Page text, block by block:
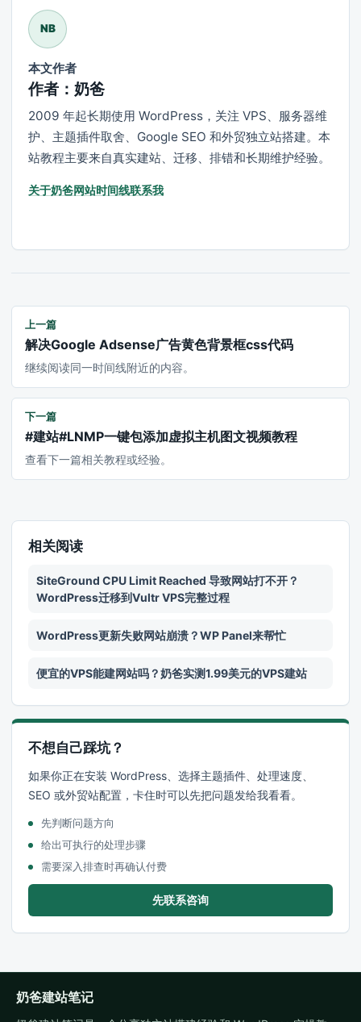
NB
本文作者
作者：奶爸
2009 年起长期使用 WordPress，关注 VPS、服务器维
护、主题插件取舍、Google SEO 和外贸独立站搭建。本
站教程主要来自真实建站、迁移、排错和长期维护经验。
关于奶爸网站时间线联系我
上一篇
解决Google Adsense广告黄色背景框css代码
继续阅读同一时间线附近的内容。
下一篇
#建站#LNMP一键包添加虚拟主机图文视频教程
查看下一篇相关教程或经验。
相关阅读
SiteGround CPU Limit Reached 导致网站打不开？
WordPress迁移到Vultr VPS完整过程
WordPress更新失败网站崩溃？WP Panel来帮忙
便宜的VPS能建网站吗？奶爸实测1.99美元的VPS建站
不想自己踩坑？
如果你正在安装 WordPress、选择主题插件、处理速度、
SEO 或外贸站配置，卡住时可以先把问题发给我看看。
先判断问题方向
给出可执行的处理步骤
需要深入排查时再确认付费
先联系咨询
奶爸建站笔记